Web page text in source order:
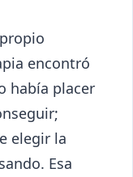
encontró
había placer
elegir la
Esa